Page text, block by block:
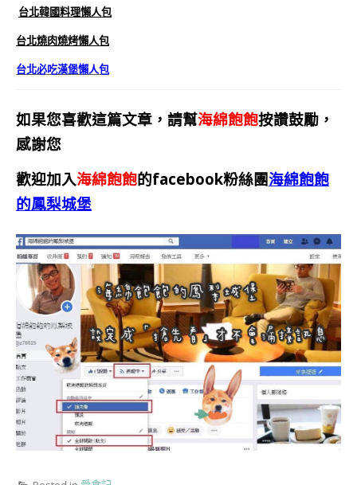
台北韓國料理懶人包
台北燒肉燒烤懶人包
台北必吃漢堡懶人包
如果您喜歡這篇文章，請幫海綿飽飽按讚鼓勵，
感謝您
歡迎加入海綿飽飽的facebook粉絲團海綿飽飽
的鳳梨城堡